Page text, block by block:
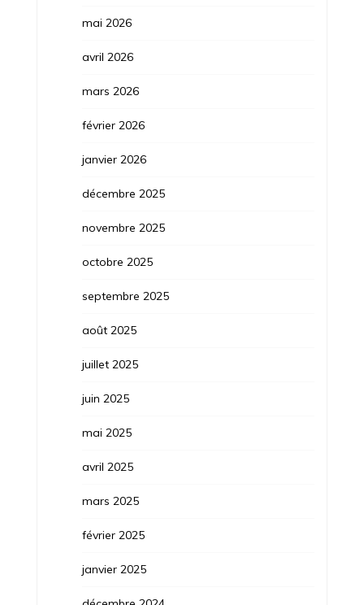
mai 2026
avril 2026
mars 2026
février 2026
janvier 2026
décembre 2025
novembre 2025
octobre 2025
septembre 2025
août 2025
juillet 2025
juin 2025
mai 2025
avril 2025
mars 2025
février 2025
janvier 2025